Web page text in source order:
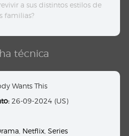
a sus distintos estilos de
familias?
técnica
Wants This
26-09-2024 (US)
Netflix ,Series